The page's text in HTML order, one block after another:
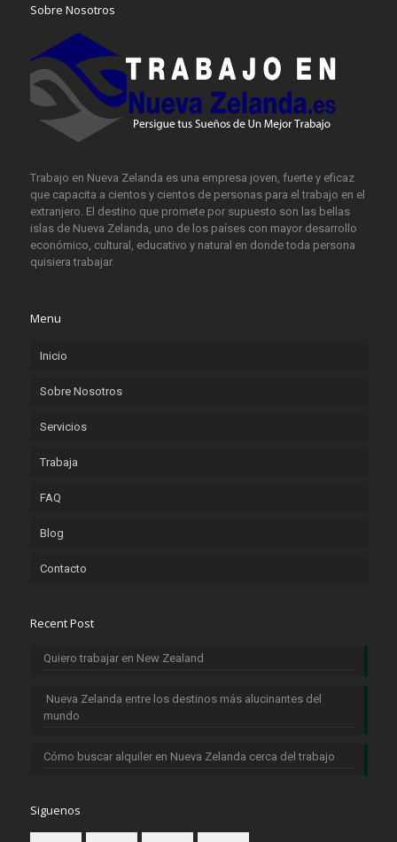
Sobre Nosotros
Trabajo en Nueva Zelanda es una empresa joven, fuerte y eficaz
que capacita a cientos y cientos de personas para el trabajo en el
extranjero. El destino que promete por supuesto son las bellas
islas de Nueva Zelanda, uno de los países con mayor desarrollo
económico, cultural, educativo y natural en donde toda persona
quisiera trabajar.
Menu
Inicio
Sobre Nosotros
Servicios
Trabaja
FAQ
Blog
Contacto
Recent Post
Quiero trabajar en New Zealand
Nueva Zelanda entre los destinos más alucinantes del
mundo
Cómo buscar alquiler en Nueva Zelanda cerca del trabajo
Siguenos